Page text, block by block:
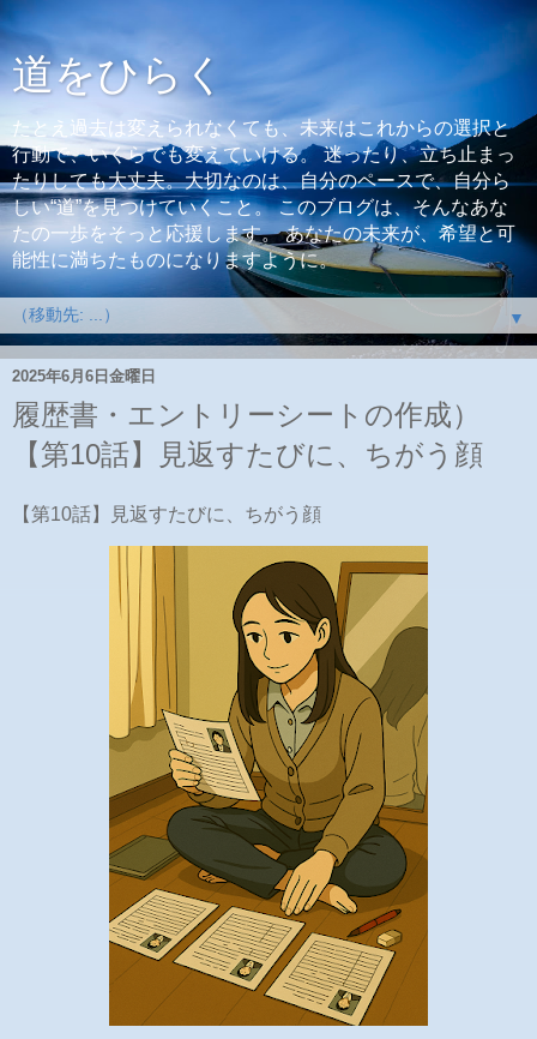
道をひらく
たとえ過去は変えられなくても、未来はこれからの選択と
行動で、いくらでも変えていける。 迷ったり、立ち止まっ
たりしても大丈夫。大切なのは、自分のペースで、自分ら
しい“道”を見つけていくこと。 このブログは、そんなあな
たの一歩をそっと応援します。 あなたの未来が、希望と可
能性に満ちたものになりますように。
▼
2025年6月6日金曜日
履歴書・エントリーシートの作成）
【第10話】見返すたびに、ちがう顔
【第10話】見返すたびに、ちがう顔